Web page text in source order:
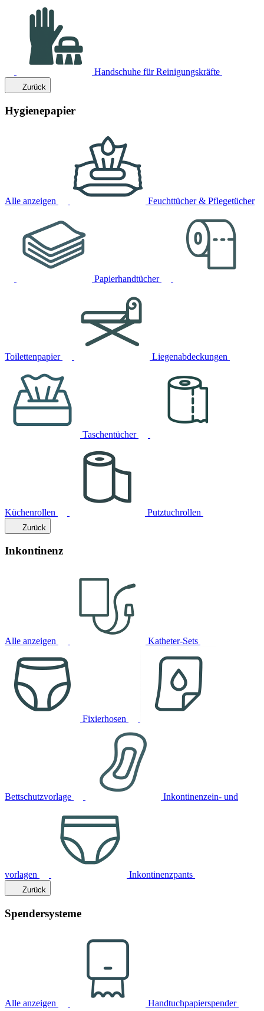
Handschuhe für Reinigungskräfte
Zurück
Hygienepapier
Alle anzeigen Feuchttücher & Pflegetücher
Papierhandtücher
Toilettenpapier Liegenabdeckungen
Taschentücher
Küchenrollen Putztuchrollen
Zurück
Inkontinenz
Alle anzeigen Katheter-Sets
Fixierhosen
Bettschutzvorlage Inkontinenzein- und
vorlagen Inkontinenzpants
Zurück
Spendersysteme
Alle anzeigen Handtuchpapierspender